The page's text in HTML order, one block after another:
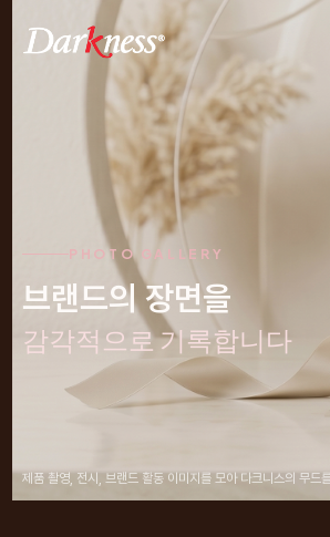
PHOTO GALLERY
브랜드의 장면을
감각적으로 기록합니다
제품 촬영, 전시, 브랜드 활동 이미지를 모아 다크니스의 무드